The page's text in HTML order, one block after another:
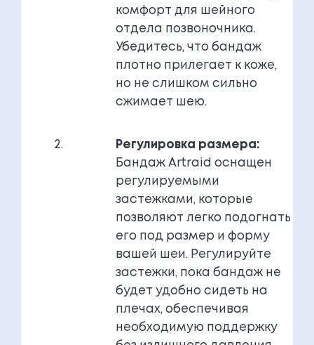
комфорт для шейного
отдела позвоночника.
Убедитесь, что бандаж
плотно прилегает к коже,
но не слишком сильно
сжимает шею.
Регулировка размера:
Бандаж Artraid оснащен
регулируемыми
застежками, которые
позволяют легко подогнать
его под размер и форму
вашей шеи. Регулируйте
застежки, пока бандаж не
будет удобно сидеть на
плечах, обеспечивая
необходимую поддержку